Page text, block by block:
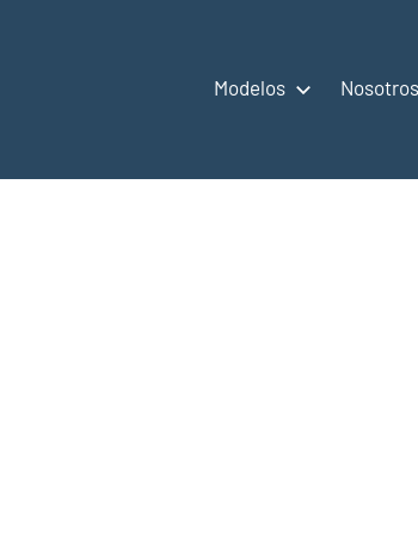
Modelos Nosotros